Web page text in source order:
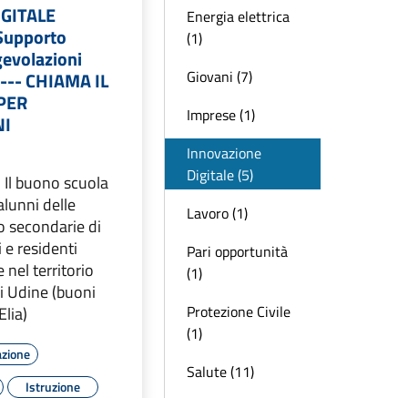
CHIAMA IL
buono scuola
delle
secondarie di
residenti
nel territorio
Udine (buoni
Istruzione
Energia elettrica
(1)
Giovani (7)
Imprese (1)
Innovazione
Digitale (5)
Lavoro (1)
Pari opportunità
(1)
Protezione Civile
(1)
Salute (11)